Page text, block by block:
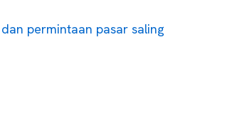
permintaan pasar saling